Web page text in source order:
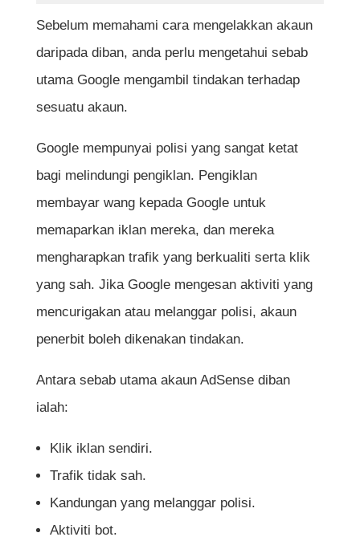
9. Lindungi Laman Web Daripada Bot dan
Serangan Spam
10. Sentiasa Ikuti Polisi AdSense Terkini
11. Jangan Kongsi Akaun Dengan
Individu Tidak Dipercayai
12. Pastikan Trafik Datang Dari Sumber
13. Semak Amaran Dalam Akaun
AdSense
Jadual Ringkasan Cara Elak Akaun Google
AdSense Kena Ban
Soalan Lazim (FAQ) Mengenai Cara Elak
Akaun Google AdSense Kena Ban
kerana klik daripada ahli keluarga?
Sebelum memahami cara mengelakkan akaun
daripada diban, anda perlu mengetahui sebab
utama Google mengambil tindakan terhadap
sesuatu akaun.
Google mempunyai polisi yang sangat ketat
bagi melindungi pengiklan. Pengiklan
membayar wang kepada Google untuk
memaparkan iklan mereka, dan mereka
mengharapkan trafik yang berkualiti serta klik
yang sah. Jika Google mengesan aktiviti yang
mencurigakan atau melanggar polisi, akaun
penerbit boleh dikenakan tindakan.
Antara sebab utama akaun AdSense diban
ialah:
Klik iklan sendiri.
Trafik tidak sah.
Kandungan yang melanggar polisi.
Aktiviti bot.